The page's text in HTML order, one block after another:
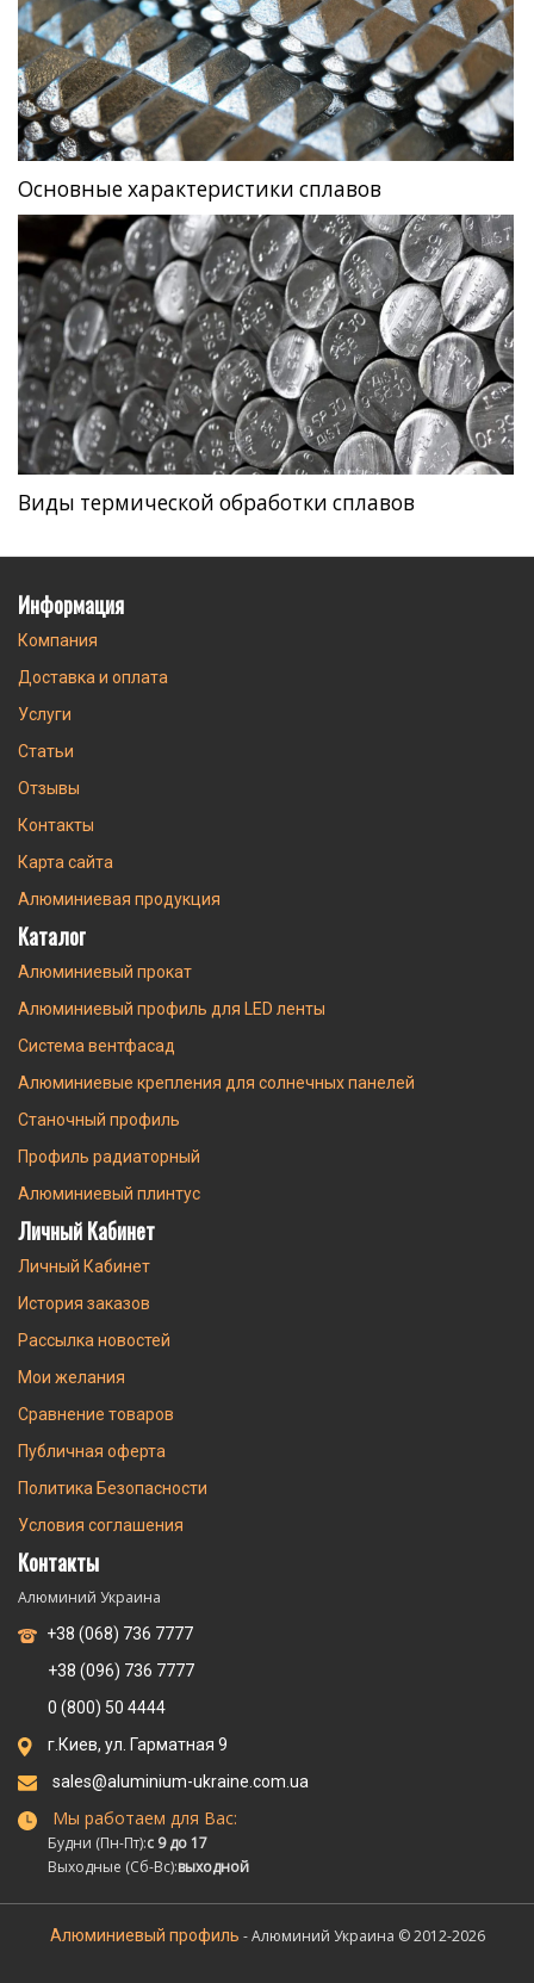
Основные характеристики сплавов
Виды термической обработки сплавов
Информация
Компания
Доставка и оплата
Услуги
Статьи
Отзывы
Контакты
Карта сайта
Алюминиевая продукция
Каталог
Алюминиевый прокат
Алюминиевый профиль для LED ленты
Система вентфасад
Алюминиевые крепления для солнечных панелей
Станочный профиль
Профиль радиаторный
Алюминиевый плинтус
Личный Кабинет
Личный Кабинет
История заказов
Рассылка новостей
Мои желания
Сравнение товаров
Публичная оферта
Политика Безопасности
Условия соглашения
Контакты
Алюминий Украина
+38 (068) 736 7777
+38 (096) 736 7777
0 (800) 50 4444
г.Киев, ул. Гарматная 9
sales@aluminium-ukraine.com.ua
Мы работаем для Вас:
Будни (Пн-Пт):с 9 до 17
Выходные (Сб-Вс):выходной
Алюминиевый профиль - Алюминий Украина © 2012-2026